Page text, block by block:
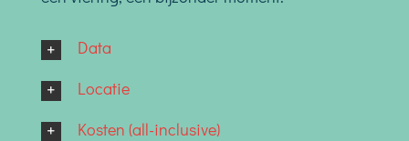
Data
Locatie
Kosten (all-inclusive)